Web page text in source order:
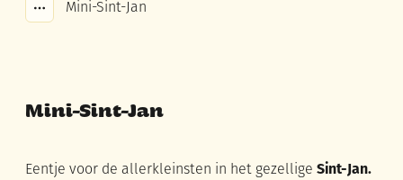
Toon alle broodkruimel items
Mini-Sint-Jan
Mini-Sint-Jan
Eentje voor de allerkleinsten in het gezellige Sint-Jan.